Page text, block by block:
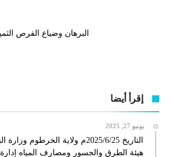
البرهان وضياع الفرص
إقرأ أيضا
يونيو 27, 2025
التاريخ 2025/6/25م ولاية الخرطوم
هيئة الطرق والجسور ومصارف المياه إدارة